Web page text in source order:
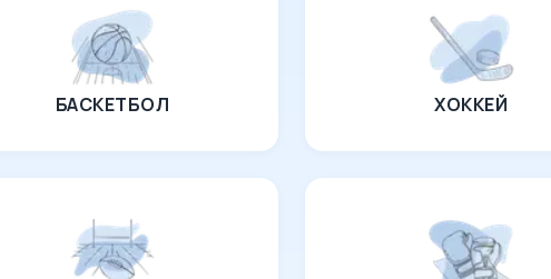
БАСКЕТБОЛ ХОККЕЙ